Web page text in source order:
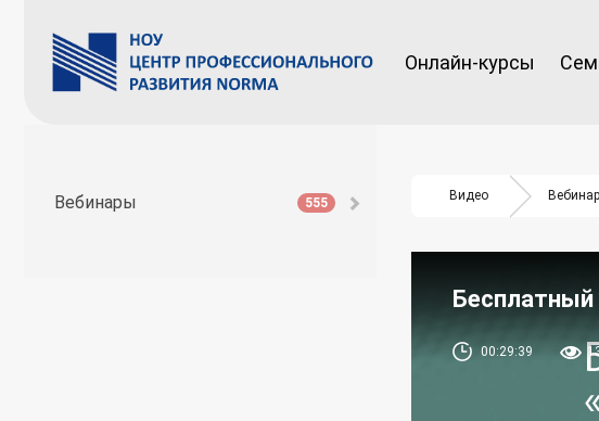
Онлайн-курсы
Вебинары 555 Видео
Бесплатный
00:29:39